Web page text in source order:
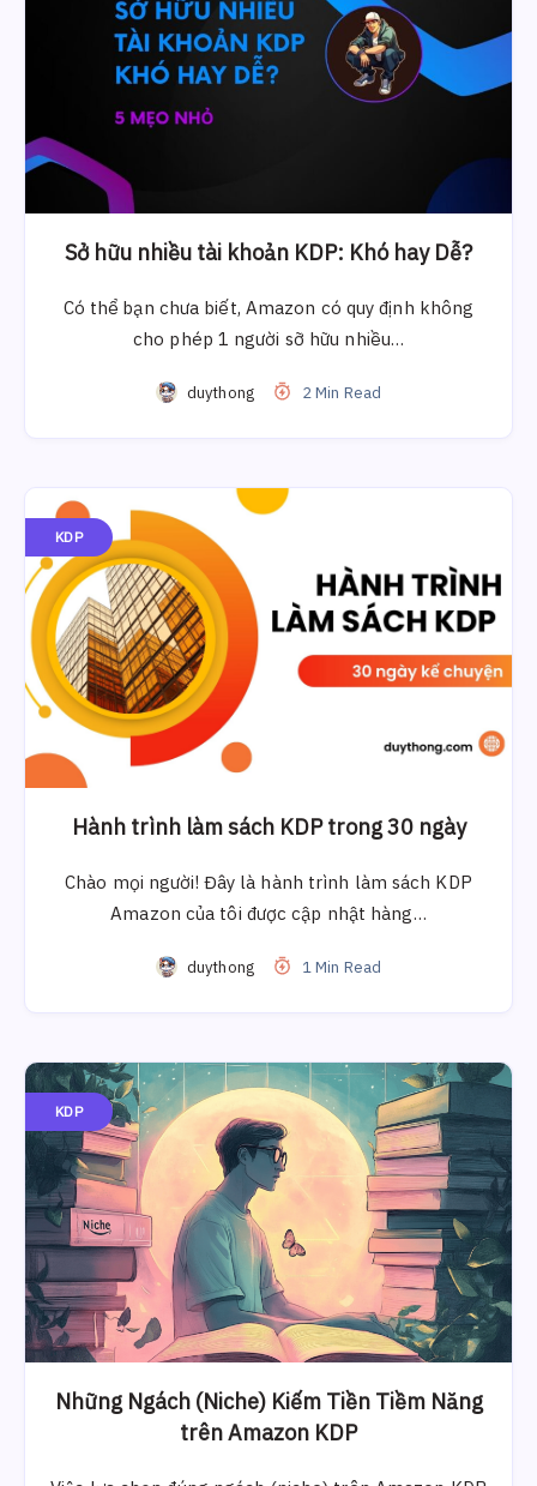
Sở hữu nhiều tài khoản KDP: Khó hay Dễ?
Có thể bạn chưa biết, Amazon có quy định không
cho phép 1 người sỡ hữu nhiều…
duythong 2 Min Read
KDP
Hành trình làm sách KDP trong 30 ngày
Chào mọi người! Đây là hành trình làm sách KDP
Amazon của tôi được cập nhật hàng…
duythong 1 Min Read
KDP
Những Ngách (Niche) Kiếm Tiền Tiềm Năng
trên Amazon KDP